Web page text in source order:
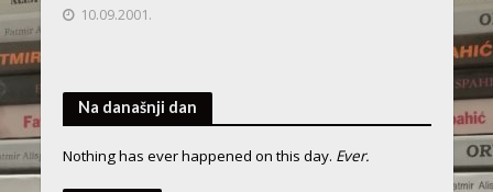
10.09.2001.
Na današnji dan
Nothing has ever happened on this day. Ever.